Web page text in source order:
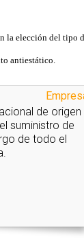
la elección del tipo
antiestático.
de origen
suministro de
de todo el